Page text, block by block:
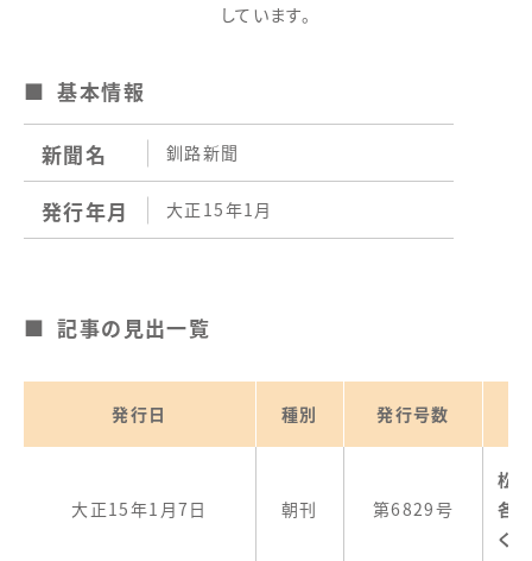
しています。
基本情報
新聞名 釧路新聞
発行年月 大正15年1月
記事の見出一覧
発行日 種別 発行号数
大正15年1月7日 朝刊 第6829号
松
各
く